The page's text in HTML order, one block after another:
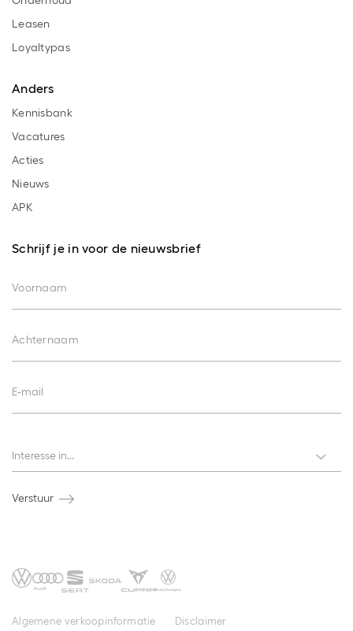
Leasen
Loyaltypas
Anders
Kennisbank
Vacatures
Acties
Nieuws
APK
Schrijf je in voor de nieuwsbrief
Voornaam
Achternaam
E-mail
Interesse in...
Verstuur
Algemene verkoopinformatie Disclaimer